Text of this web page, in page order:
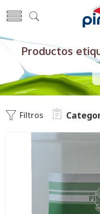
Productos
Filtros